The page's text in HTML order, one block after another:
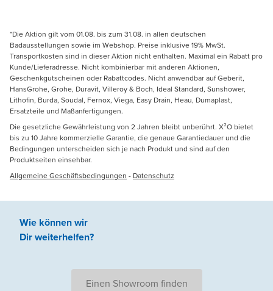
*Die Aktion gilt vom 01.08. bis zum 31.08. in allen deutschen
Badausstellungen sowie im Webshop. Preise inklusive 19% MwSt.
Transportkosten sind in dieser Aktion nicht enthalten. Maximal ein Rabatt pro
Kunde/Lieferadresse. Nicht kombinierbar mit anderen Aktionen,
Geschenkgutscheinen oder Rabattcodes. Nicht anwendbar auf Geberit,
HansGrohe, Grohe, Duravit, Villeroy & Boch, Ideal Standard, Sunshower,
Lithofin, Burda, Soudal, Fernox, Viega, Easy Drain, Heau, Dumaplast,
Ersatzteile und Maßanfertigungen.
Die gesetzliche Gewährleistung von 2 Jahren bleibt unberührt. X²O bietet
bis zu 10 Jahre kommerzielle Garantie, die genaue Garantiedauer und die
Bedingungen unterscheiden sich je nach Produkt und sind auf den
Produktseiten einsehbar.
Allgemeine Geschäftsbedingungen - Datenschutz
Wie können wir
Dir weiterhelfen?
Einen Showroom finden